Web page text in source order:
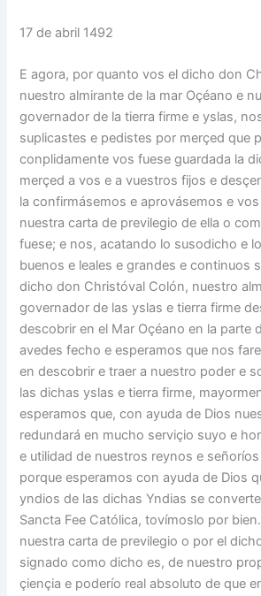
17 de abril 1492
E agora, por quanto vos el dicho don
nuestro almirante de la mar Oçéano e
governador de la tierra firme e yslas,
suplicastes e pedistes por merçed que
conplidamente vos fuese guardada la
merçed a vos e a vuestros fijos e
la confirmásemos e aprovásemos e
nuestra carta de previlegio de ella o
fuese; e nos, acatando lo susodicho e
buenos e leales e grandes e continuos
dicho don Christóval Colón, nuestro
governador de las yslas e tierra firme
descobrir en el Mar Oçéano en la parte
avedes fecho e esperamos que nos
en descobrir e traer a nuestro poder e
las dichas yslas e tierra firme,
esperamos que, con ayuda de Dios
redundará en mucho serviçio suyo e
e utilidad de nuestros reynos e
porque esperamos con ayuda de Dios
yndios de las dichas Yndias se
Sancta Fee Católica, tovímoslo por
nuestra carta de previlegio o por el
signado como dicho es, de nuestro
çiençia e poderío real absoluto de que